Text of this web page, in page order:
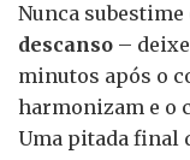
Nunca subestime
descanso –
minutos após o
harmonizam e o
Uma pitada final